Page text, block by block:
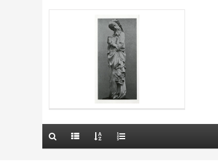
AUTORE
OGGETTO
LOCALIZZAZIONE
DATA
10 RISULTATI
20 RISULTATI
TITOLO
AUTORE
OGGETTO
LOCALIZZAZIONE
DATA
10 RISULTATI
20 RISULTATI